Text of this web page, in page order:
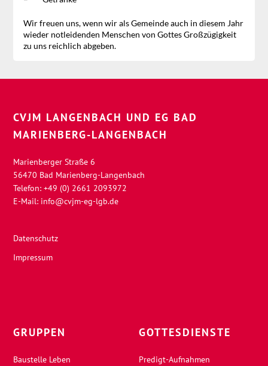
Wir freuen uns, wenn wir als Gemeinde auch in diesem Jahr
wieder notleidenden Menschen von Gottes Großzügigkeit
zu uns reichlich abgeben.
CVJM LANGENBACH UND EG BAD
MARIENBERG-LANGENBACH
Marienberger Straße 6
56470 Bad Marienberg-Langenbach
Telefon: +49 (0) 2661 2093972
E-Mail: info@cvjm-eg-lgb.de
Datenschutz
Impressum
GRUPPEN
Baustelle Leben
GOTTESDIENSTE
Predigt-Aufnahmen